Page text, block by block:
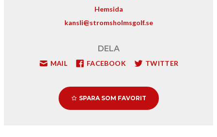
Hemsida
kansli@stromsholmsgolf.se
DELA
MAIL FACEBOOK TWITTER
SPARA SOM FAVORIT